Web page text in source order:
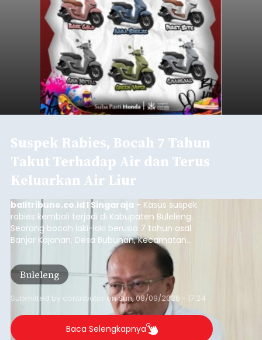
Suspek Rabies, Bocah 7 Tahun
Takut Terhadap Air dan Terus
Keluarkan Air Liur
balitribune.co.id I Singaraja - Kasus suspek
rabies kembali terjadi di Kabupaten Buleleng.
Seorang bocah laki-laki berusia 7 tahun asal
Banjar Kajanan, Desa Bubunan, Kecamatan
Seririt, dilaporkan mengalami gejala khas rabies
setelah sebelumnya digigit anjing pada awal Juni
2026.
Buleleng
Submitted by contributor onSun, 08/09/2026 - 17:24
Baca Selengkapnya